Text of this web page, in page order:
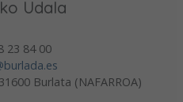
Udala
23 84 00
Burlata (NAFARROA)